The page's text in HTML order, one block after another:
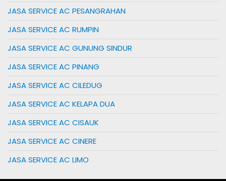
JASA SERVICE AC PESANGRAHAN
JASA SERVICE AC RUMPIN
JASA SERVICE AC GUNUNG SINDUR
JASA SERVICE AC PINANG
JASA SERVICE AC CILEDUG
JASA SERVICE AC KELAPA DUA
JASA SERVICE AC CISAUK
JASA SERVICE AC CINERE
JASA SERVICE AC LIMO